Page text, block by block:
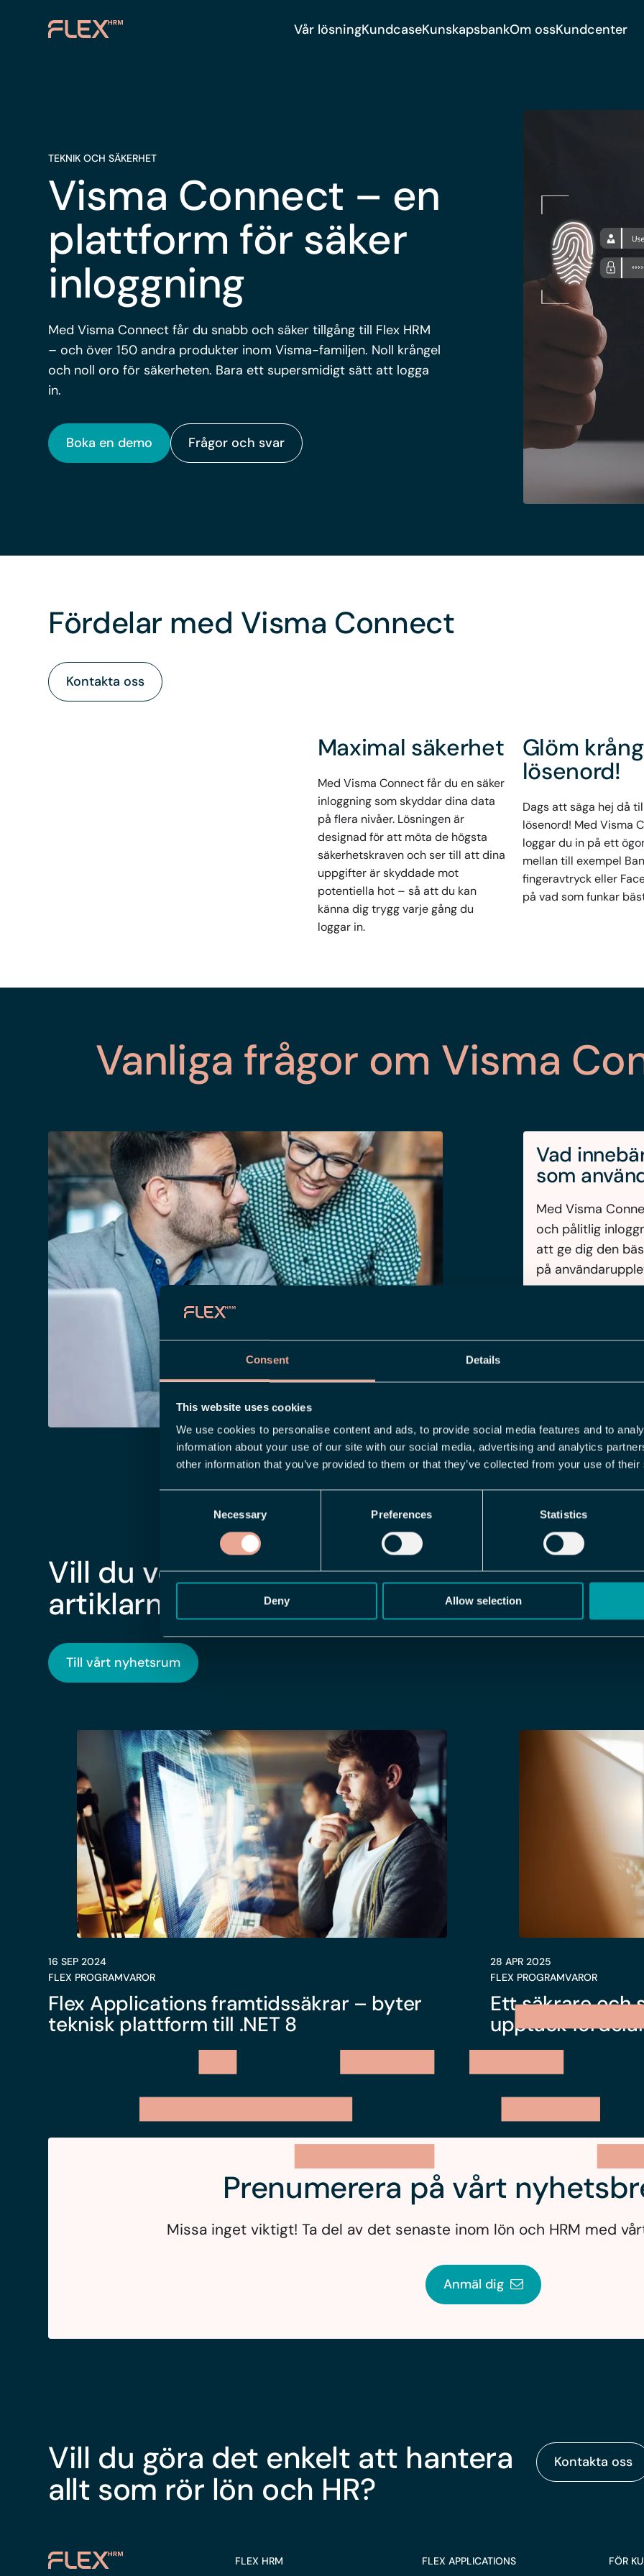
Consent Details
This website uses cookies
We use cookies to personalise content and ads, to provide social media features and to
information about your use of our site with our social media, advertising and analytics
other information that you’ve provided to them or that they’ve collected from your use of
Necessary Preferences Statistics
Deny Allow selection
Vår lösningKundcaseKunskapsbankOm ossKundcenter
TEKNIK OCH SÄKERHET
Visma Connect – en
plattform för säker
inloggning
Med Visma Connect får du snabb och säker tillgång till Flex HRM
–och över 150 andra produkter inom Visma-familjen. Noll krångel
och noll oro för säkerheten. Bara ett supersmidigt sätt att logga
in.
Boka en demo Frågor och svar
Fördelar med Visma Connect
Kontakta oss
Maximal säkerhet
Med Visma Connect får du en säker
inloggning som skyddar dina data
på flera nivåer. Lösningen är
designad för att möta de högsta
säkerhetskraven och ser till att dina
uppgifter är skyddade mot
potentiella hot – så att du kan
känna dig trygg varje gång du
loggar in.
Glöm
lösenord!
Dags att säga hej då
lösenord! Med Visma
loggar du in på ett
mellan till exempel
fingeravtryck eller
på vad som funkar
Vanliga frågor om Visma
Vad
som
Med Visma
och pålitlig
att ge dig den
på
Vad
och varför
vanliga lösenord
logga in, till
eftersom många
tillgång till ditt
lösenord. Detta
Vilka
använda
Visma Connect
BankID Norway
BankID Sweden
BankID Finland
MitID
ID-porten
SSO (Entra
Apple Watch
Vill du veta mer? Du kanske är intresserad
artiklarna:
Till vårt nyhetsrum
16 SEP 2024
FLEX PROGRAMVAROR
Flex Applications framtidssäkrar – byter
teknisk plattform till .NET 8
28 APR 2025
FLEX PROGRAMVAROR
Ett säkrare och
upptäck
Prenumerera på vårt
Missa inget viktigt! Ta del av det senaste inom lön och HRM med
Anmäl dig
Vill du göra det enkelt att hantera
allt som rör lön och HR?
Kontakta oss
FLEX HRM FLEX APPLICATIONS FÖR